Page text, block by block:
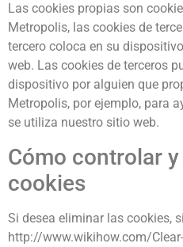
Las cookies propias son
Metropolis, las cookies de
tercero coloca en su
web. Las cookies de terceros
dispositivo por alguien que
Metropolis, por ejemplo, para
se utiliza nuestro sitio web.
Cómo controlar
cookies
Si desea eliminar las cookies,
http://www.wikihow.com/